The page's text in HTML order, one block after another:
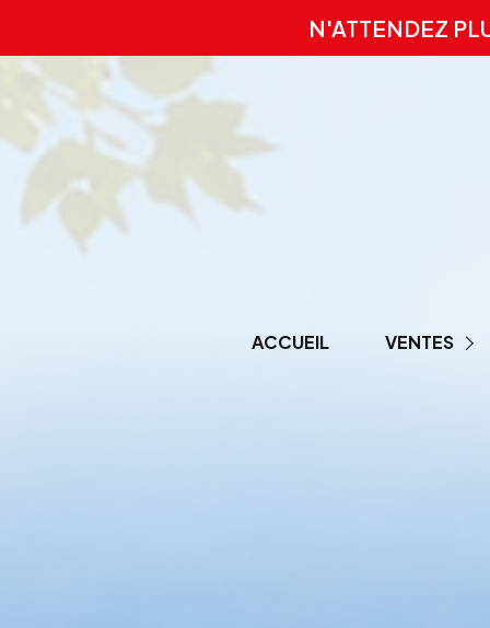
N'ATTENDEZ
ACCUEIL VENTES